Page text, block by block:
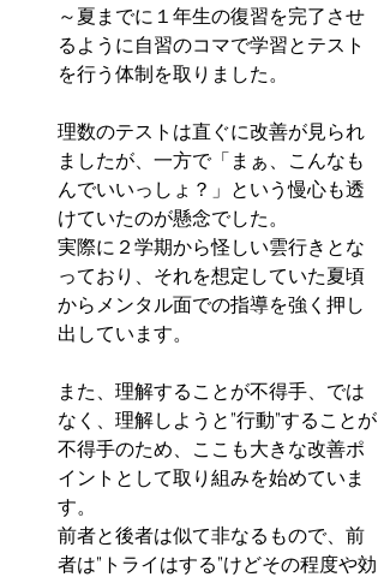
～夏までに１年生の復習を完了させ
るように自習のコマで学習とテスト
を行う体制を取りました。
理数のテストは直ぐに改善が見られ
ましたが、一方で「まぁ、こんなも
んでいいっしょ？」という慢心も透
けていたのが懸念でした。
実際に２学期から怪しい雲行きとな
っており、それを想定していた夏頃
からメンタル面での指導を強く押し
出しています。
また、理解することが不得手、では
なく、理解しようと”行動”することが
不得手のため、ここも大きな改善ポ
イントとして取り組みを始めていま
す。
前者と後者は似て非なるもので、前
者は”トライはする”けどその程度や効